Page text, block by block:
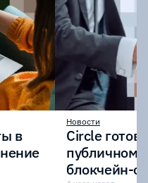
в
Новости
Circle
публичному
блокчейн-